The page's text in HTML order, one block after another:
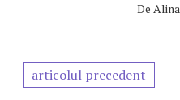
De
articolul precedent